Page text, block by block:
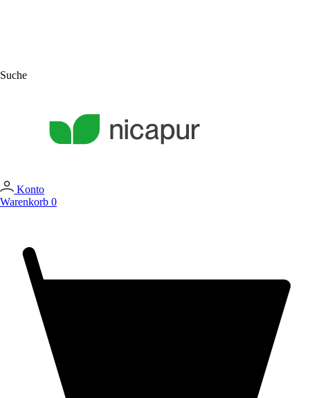
Suche
Konto
Warenkorb 0